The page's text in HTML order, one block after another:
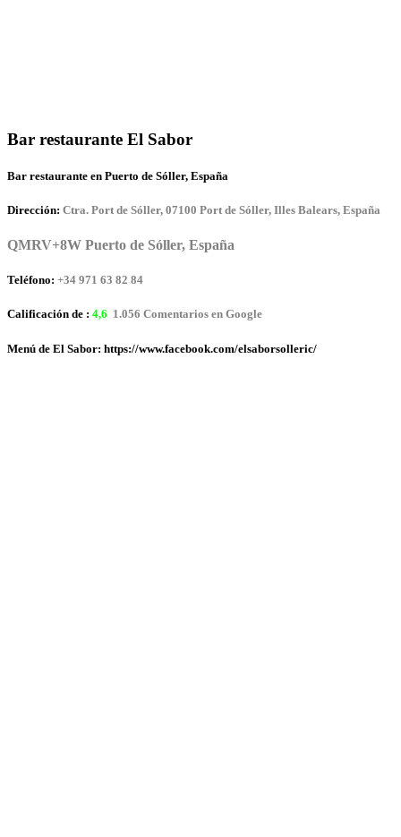
Bar restaurante El Sabor
Bar restaurante en Puerto de Sóller, España
Dirección: Ctra. Port de Sóller, 07100 Port de Sóller, Illes Balears, España
QMRV+8W Puerto de Sóller, España
Teléfono: +34 971 63 82 84
Calificación de : 4,6 1.056 Comentarios en Google
Menú de El Sabor: https://www.facebook.com/elsaborsolleric/